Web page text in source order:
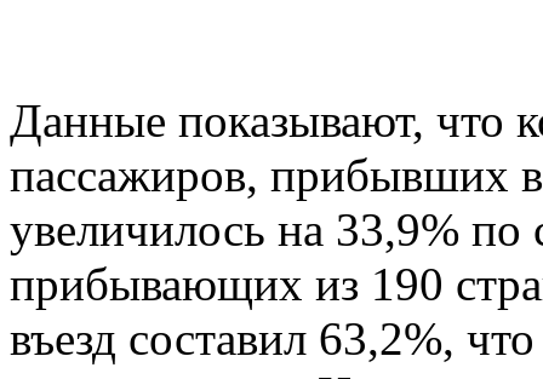
Данные показывают, что
пассажиров, прибывших в
увеличилось на 33,9%
прибывающих из 190
въезд составил 63,2%,